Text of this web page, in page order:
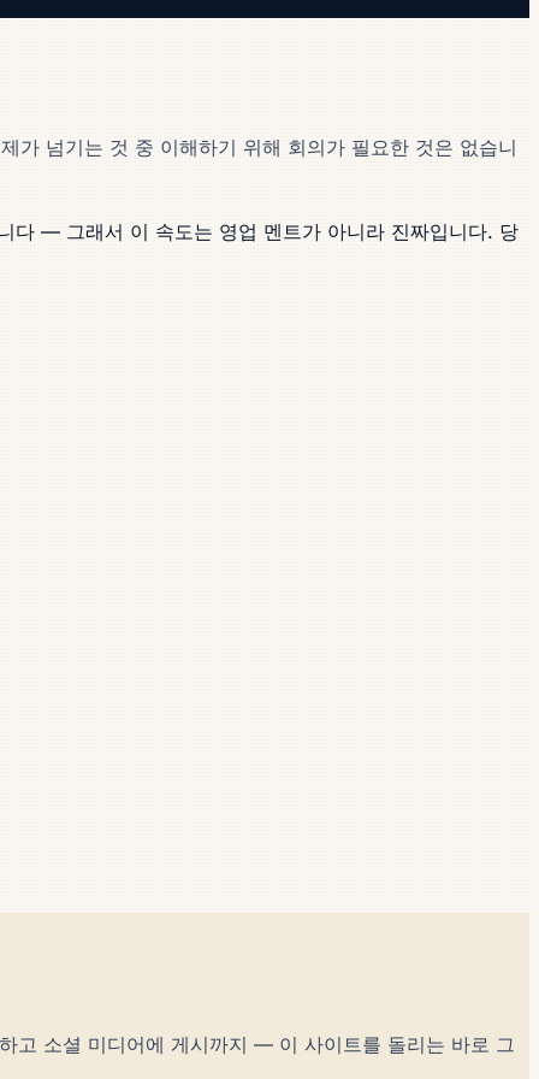
넘기는 것 중 이해하기 위해 회의가 필요한 것은 없습니
다 — 그래서 이 속도는 영업 멘트가 아니라 진짜입니다. 당
고 소셜 미디어에 게시까지 — 이 사이트를 돌리는 바로 그